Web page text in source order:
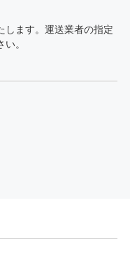
します。運送業者の指定
。